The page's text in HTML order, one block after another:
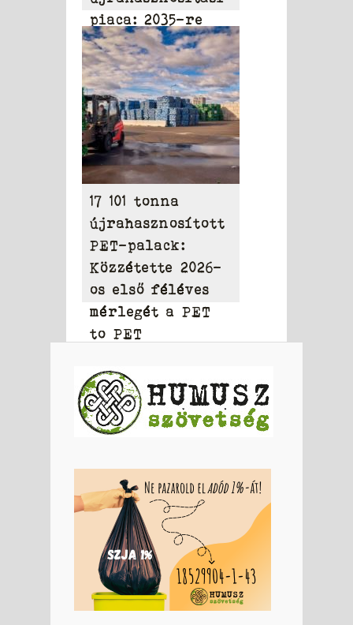
piaca: 2035-re
elérheti a 31,95
milliárd dollárt
17 101 tonna
újrahasznosított
PET-palack:
Közzétette 2026-
os első féléves
mérlegét a PET
to PET